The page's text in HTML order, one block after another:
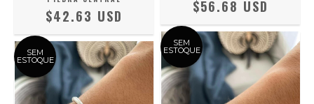
$42.63 USD
$56.68 USD
SEM
ESTOQUE
SEM
ESTOQUE